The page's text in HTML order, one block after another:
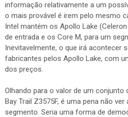
informação relativamente a um
o mais provável é irem pelo mesmo
Intel mantém os Apollo Lake
de entrada e os Core M, para um
Inevitavelmente, o que irá acontecer
fabricantes pelos Apollo Lake, com
dos preços.
Olhando para o valor de um
Bay Trail Z3575F, é uma pena não
segmento. Seria uma forma de